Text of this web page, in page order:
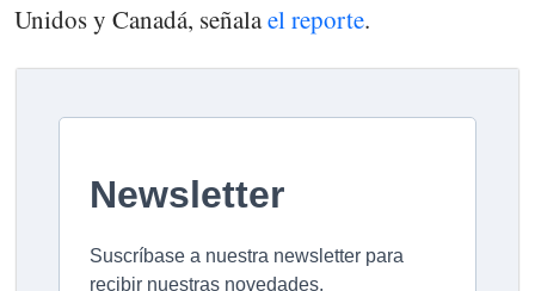
Unidos y Canadá, señalael reporte.